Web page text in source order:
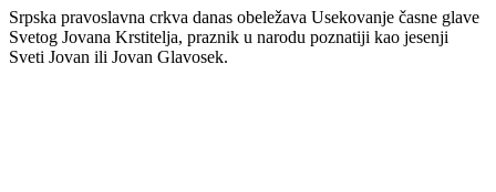
Srpska pravoslavna crkva danas obeležava Usekovanje časne glave
Svetog Jovana Krstitelja, praznik u narodu poznatiji kao jesenji
Sveti Jovan ili Jovan Glavosek.